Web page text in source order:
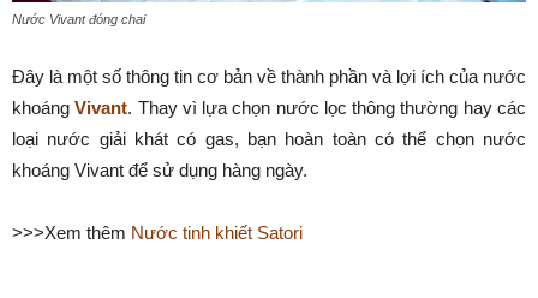
Nước Vivant đóng chai
Đây là một số thông tin cơ bản về thành phần và lợi ích của nước
khoángVivant. Thay vì lựa chọn nước lọc thông thường hay các
loại nước giải khát có gas, bạn hoàn toàn có thể chọn nước
khoáng Vivant để sử dụng hàng ngày.
>>>Xem thêm Nước tinh khiết Satori